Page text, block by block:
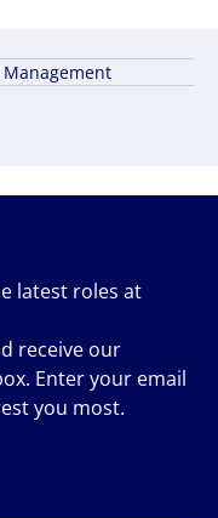
Management
latest roles at
receive our
Enter your email
you most.